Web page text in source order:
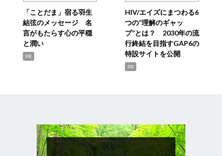
「ことだま」宿る羽生
結弦のメッセージ 名
言がもたらす心の平穏
と潤い
PR
HIV/エイズにまつわる6
つの“理解のギャッ
プ”とは？ 2030年の流
行終結を目指すGAP6の
特設サイトを公開
PR